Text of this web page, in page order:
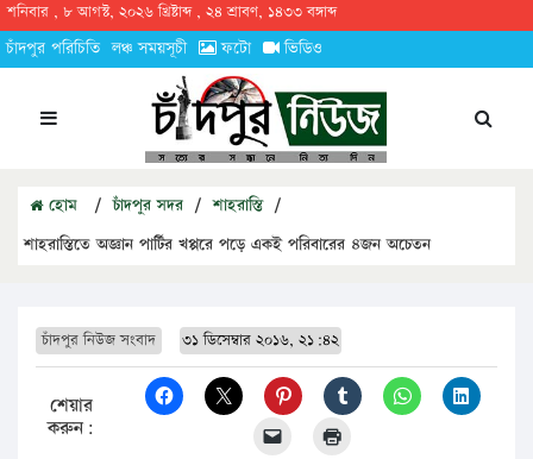
শনিবার , ৮ আগস্ট, ২০২৬ খ্রিষ্টাব্দ , ২৪ শ্রাবণ, ১৪৩৩ বঙ্গাব্দ
চাঁদপুর পরিচিতি লঞ্চ সময়সূচী ফটো ভিডিও
হোম / চাঁদপুর সদর / শাহরাস্তি /
শাহরাস্তিতে অজ্ঞান পার্টির খপ্পরে পড়ে একই পরিবারের ৪জন অচেতন
চাঁদপুর নিউজ সংবাদ ৩১ ডিসেম্বার ২০১৬, ২১:৪২
শেয়ার
করুন: